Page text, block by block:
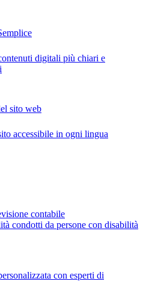
digitali più chiari e
sito web
accessibile in ogni lingua
contabile
condotti da persone con disabilità
con esperti di